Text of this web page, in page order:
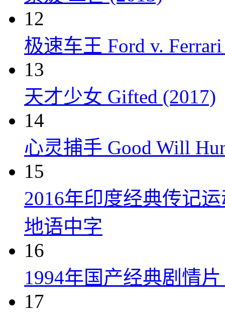
12
极速车王 Ford v.
13
天才少女 Gifted (2017)
14
心灵捕手 Good Will
15
2016年印度经典传记
地语中字
16
1994年国产经典剧情
17